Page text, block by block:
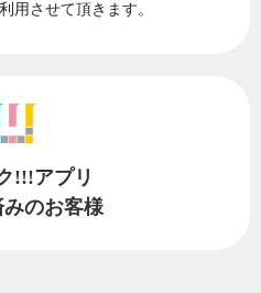
用させて頂きます。
!!!アプリ
みのお客様